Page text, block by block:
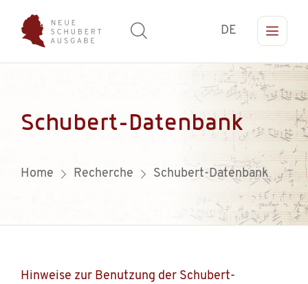
DE
Schubert-Datenbank
Home Recherche Schubert-Datenbank
Hinweise zur Benutzung der Schubert-